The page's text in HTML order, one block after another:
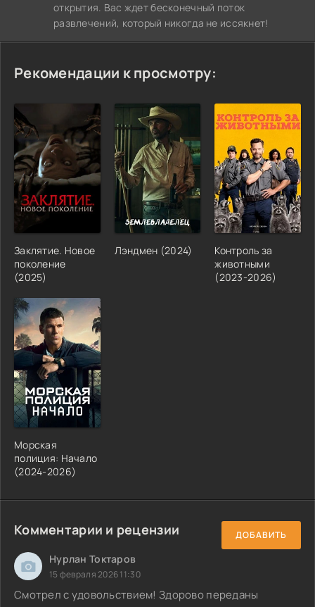
открытия. Вас ждет бесконечный поток
развлечений, который никогда не иссякнет!
Рекомендации к просмотру:
Заклятие. Новое
поколение
(2025)
Лэндмен (2024)
Контроль за
животными
(2023-2026)
Морская
полиция: Начало
(2024-2026)
Комментарии и рецензии ДОБАВИТЬ
Нурлан Токтаров
15 февраля 2026 11:30
Смотрел с удовольствием! Здорово переданы